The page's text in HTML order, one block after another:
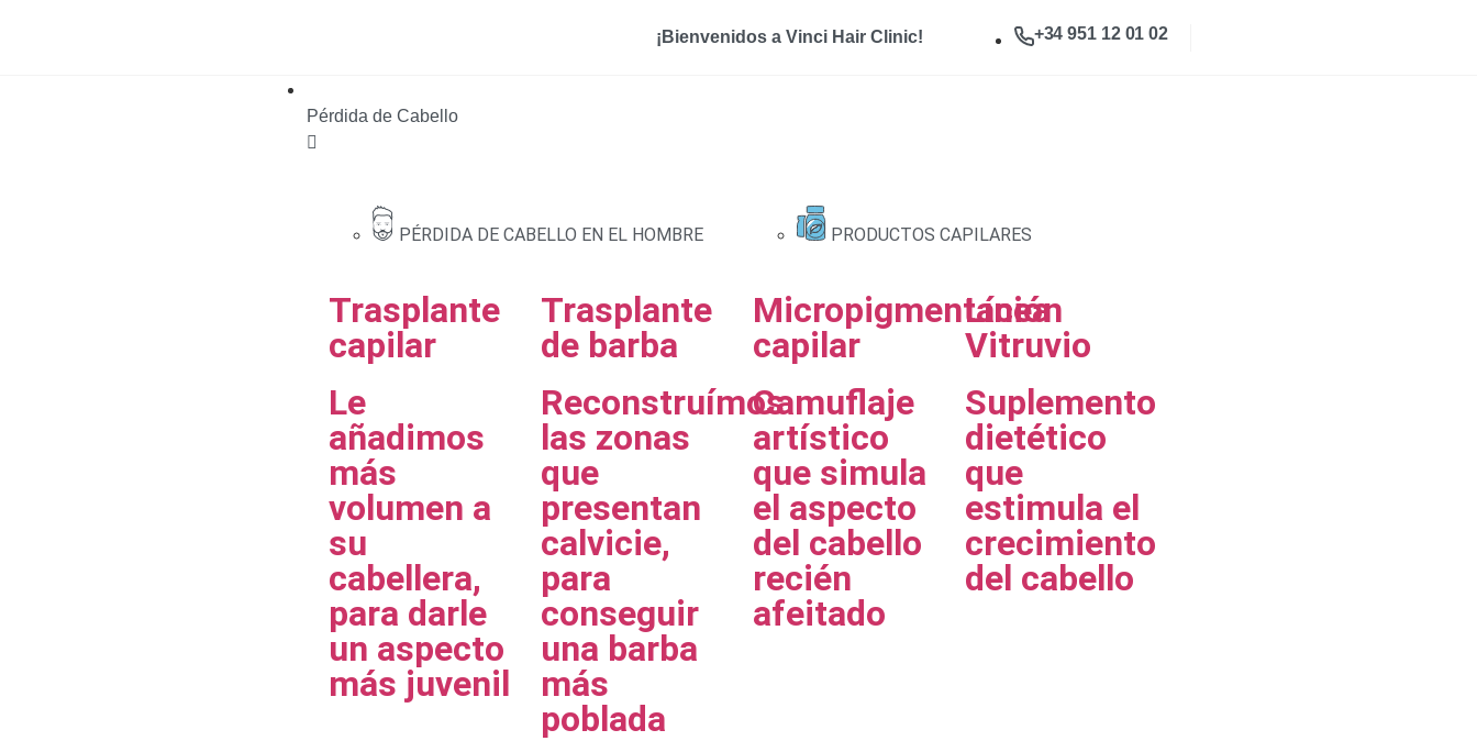
¡Bienvenidos a Vinci Hair Clinic! +34 951 12 01 02
Pérdida de Cabello
PÉRDIDA DE CABELLO EN EL HOMBRE PRODUCTOS CAPILARES
Trasplante
capilar
Le
añadimos
más
volumen a
su
cabellera,
para darle
un aspecto
más juvenil
Trasplante
de barba
Reconstruímos
las zonas
que
presentan
calvicie,
para
conseguir
una barba
más
poblada
Micropigmentación
capilar
Camuflaje
artístico
que simula
el aspecto
del cabello
recién
afeitado
Línea
Vitruvio
Suplemento
dietético
que
estimula el
crecimiento
del cabello